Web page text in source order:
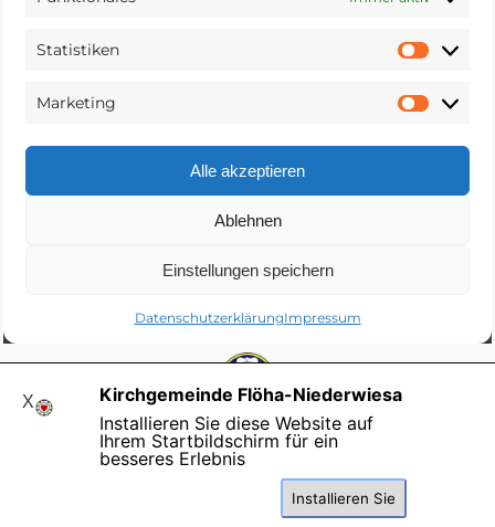
Kirchgemeinde Flöha-Niederwiesa
Dresdner Straße 4 | 09557 Flöha
Fon: 03726-7929027
Impressum |
|Spenden
Kirchgemeinde Flöha-Niederwiesa
Installieren Sie diese Website auf
Ihrem Startbildschirm für ein
besseres Erlebnis
Installieren Sie
X